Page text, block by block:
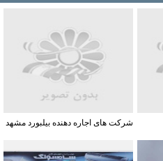
شرکت های اجاره دهنده بیلبورد مشهد